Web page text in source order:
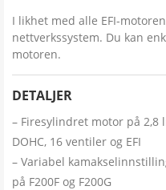
I likhet med alle EFI-
nettverkssystem. Du kan
motoren.
DETALJER
Firesylindret motor på 2,8
DOHC, 16 ventiler og EFI
Variabel
på F200F og F200G